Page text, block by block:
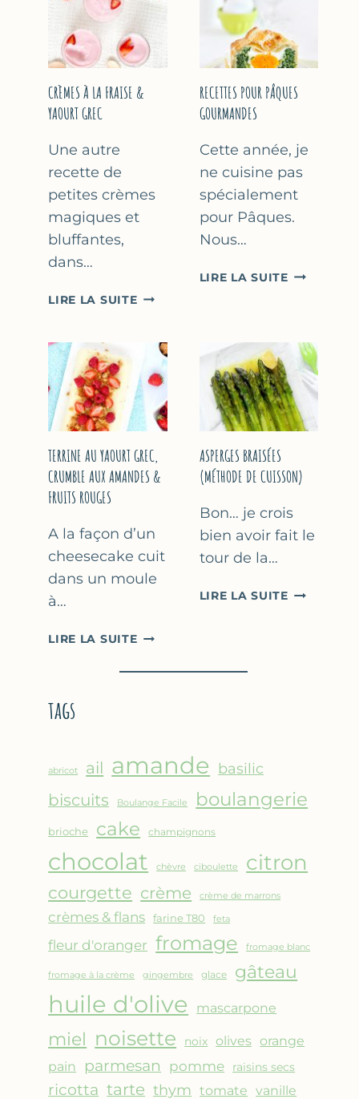
DES
MÈRES
DES
CRÈMES À LA FRAISE &
YAOURT GREC
Une autre
recette de
petites crèmes
magiques et
bluffantes,
dans…
LIRE LA SUITECRÈMES
FRAISE
YAOURT
GREC
RECETTES POUR PÂQUES
GOURMANDES
Cette année, je
ne cuisine pas
spécialement
pour Pâques.
Nous…
LIRE LA SUITERECETTES
TERRINE AU YAOURT GREC,
CRUMBLE AUX AMANDES &
FRUITS ROUGES
A la façon d’un
cheesecake cuit
dans un moule
à…
LIRE LA SUITETERRINE
YAOURT
&
ROUGES
ASPERGES BRAISÉES
(MÉTHODE DE CUISSON)
Bon… je crois
bien avoir fait le
tour de la…
LIRE LA SUITEASPERGES
tags
abricot ail amande basilic
biscuits Boulange Facile boulangerie
brioche cake champignons
chocolat chèvre ciboulette citron
courgette crème crème de marrons
crèmes & flans farine T80 feta
fleur d'oranger fromage fromage blanc
fromage à la crème gingembre glace gâteau
huile d'olive mascarpone
miel noisette noix olives orange
pain
parmesan pomme raisins secs
ricotta tarte thym tomate vanille